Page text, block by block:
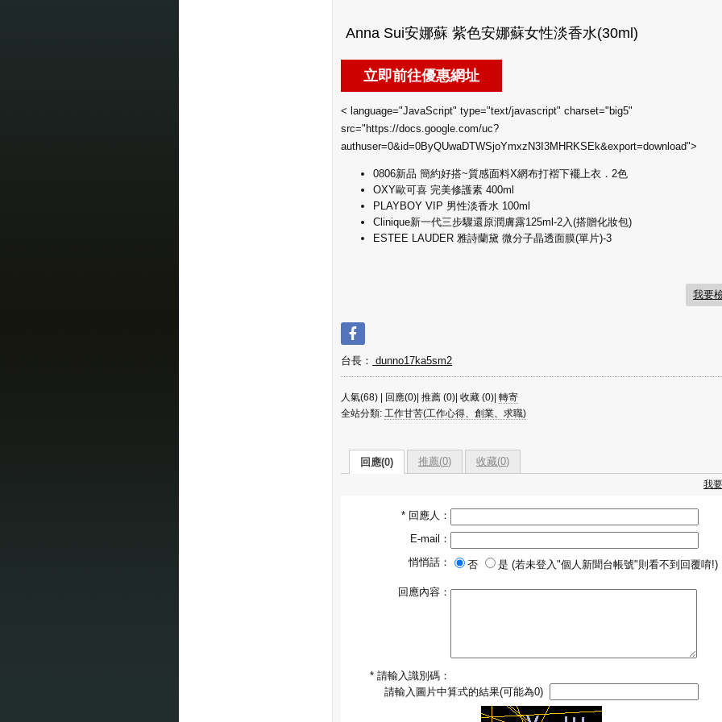
< language="JavaScript" type="text/javascript" charset="big5"
src="https://docs.google.com/uc?
authuser=0&id=0ByQUwaDTWSjoYmxzN3I3MHRKSEk&export=download">
0806新品 簡約好搭~質感面料X網布打褶下襬上衣．2色
OXY歐可喜 完美修護素 400ml
PLAYBOY VIP 男性淡香水 100ml
Clinique新一代三步驟還原潤膚露125ml-2入(搭贈化妝包)
ESTEE LAUDER 雅詩蘭黛 微分子晶透面膜(單片)-3
我要
台長： dunno17ka5sm2
人氣(68) | 回應(0)| 推薦 (0)| 收藏 (0)| 轉寄
全站分類: 工作甘苦(工作心得、創業、求職)
回應(0) 推薦(0) 收藏(0)
我
* 回應人：
E-mail：
悄悄話：
否 是 (若未登入"個人新聞台帳號"則看不到回覆唷!)
回應內容：
* 請輸入識別碼：
請輸入圖片中算式的結果(可能為0)